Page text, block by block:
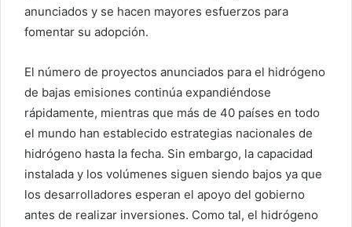
anunciados y se hacen mayores esfuerzos para
fomentar su adopción.
El número de proyectos anunciados para el hidrógeno
de bajas emisiones continúa expandiéndose
rápidamente, mientras que más de 40 países en todo
el mundo han establecido estrategias nacionales de
hidrógeno hasta la fecha. Sin embargo, la capacidad
instalada y los volúmenes siguen siendo bajos ya que
los desarrolladores esperan el apoyo del gobierno
antes de realizar inversiones. Como tal, el hidrógeno